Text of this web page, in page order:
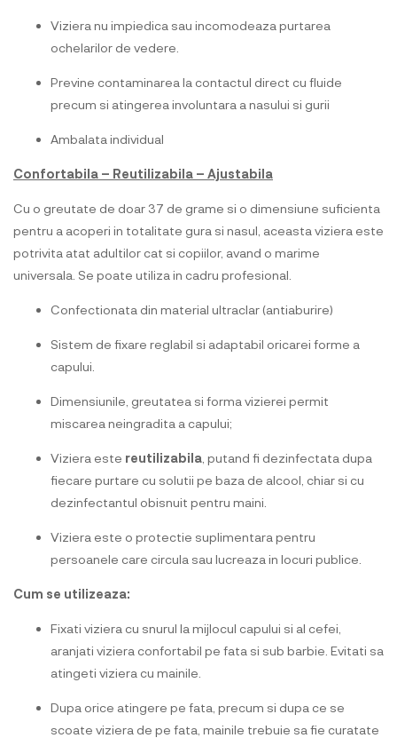
Viziera nu impiedica sau incomodeaza purtarea
ochelarilor de vedere.
Previne contaminarea la contactul direct cu fluide
precum si atingerea involuntara a nasului si gurii
Ambalata individual
Confortabila – Reutilizabila – Ajustabila
Cu o greutate de doar 37 de grame si o dimensiune suficienta
pentru a acoperi in totalitate gura si nasul, aceasta viziera este
potrivita atat adultilor cat si copiilor, avand o marime
universala. Se poate utiliza in cadru profesional.
Confectionata din material ultraclar (antiaburire)
Sistem de fixare reglabil si adaptabil oricarei forme a
capului.
Dimensiunile, greutatea si forma vizierei permit
miscarea neingradita a capului;
Viziera este reutilizabila , putand fi dezinfectata dupa
fiecare purtare cu solutii pe baza de alcool, chiar si cu
dezinfectantul obisnuit pentru maini.
Viziera este o protectie suplimentara pentru
persoanele care circula sau lucreaza in locuri publice.
Cum se utilizeaza:
Fixati viziera cu snurul la mijlocul capului si al cefei,
aranjati viziera confortabil pe fata si sub barbie. Evitati sa
atingeti viziera cu mainile.
Dupa orice atingere pe fata, precum si dupa ce se
scoate viziera de pe fata, mainile trebuie sa fie curatate